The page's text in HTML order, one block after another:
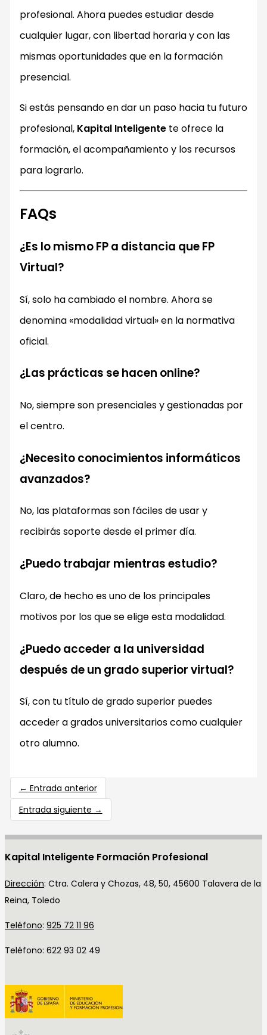
profesional. Ahora puedes estudiar desde
cualquier lugar, con libertad horaria y con las
mismas oportunidades que en la formación
presencial.
Si estás pensando en dar un paso hacia tu futuro
profesional, Kapital Inteligentete ofrece la
formación, el acompañamiento y los recursos
para lograrlo.
FAQs
¿Es lo mismo FP a distancia que FP
Virtual?
Sí, solo ha cambiado el nombre. Ahora se
denomina «modalidad virtual» en la normativa
oficial.
¿Las prácticas se hacen online?
No, siempre son presenciales y gestionadas por
el centro.
¿Necesito conocimientos informáticos
avanzados?
No, las plataformas son fáciles de usar y
recibirás soporte desde el primer día.
¿Puedo trabajar mientras estudio?
Claro, de hecho es uno de los principales
motivos por los que se elige esta modalidad.
¿Puedo acceder a la universidad
después de un grado superior virtual?
Sí, con tu título de grado superior puedes
acceder a grados universitarios como cualquier
otro alumno.
← Entrada anterior
Entrada siguiente →
Kapital Inteligente Formación Profesional
Dirección: Ctra. Calera y Chozas, 48, 50, 45600 Talavera de la
Reina, Toledo
Teléfono: 925 72 11 96
Teléfono: 622 93 02 49